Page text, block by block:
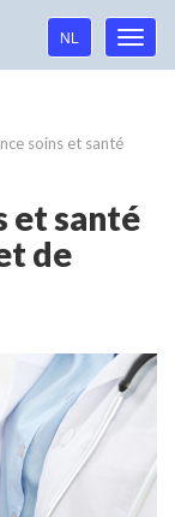
Language
navigation
NL
soins et santé
et santé
de